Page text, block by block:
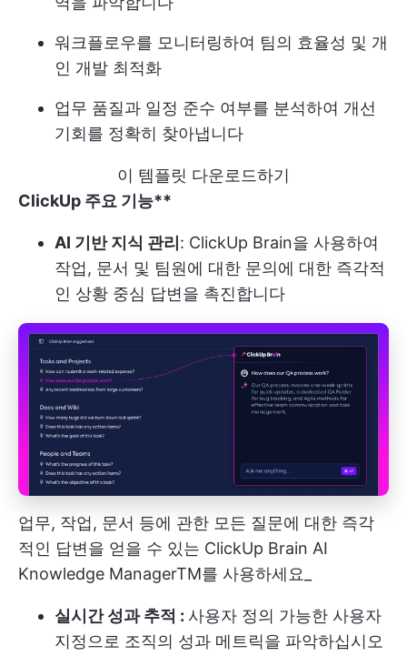
워크플로우를 모니터링하여 팀의 효율성 및 개
인 개발 최적화
업무 품질과 일정 준수 여부를 분석하여 개선
기회를 정확히 찾아냅니다
이 템플릿 다운로드하기
ClickUp 주요 기능**
AI 기반 지식 관리 : ClickUp Brain을 사용하여
작업, 문서 및 팀원에 대한 문의에 대한 즉각적
인 상황 중심 답변을 촉진합니다
업무, 작업, 문서 등에 관한 모든 질문에 대한 즉각
적인 답변을 얻을 수 있는 ClickUp Brain AI
Knowledge ManagerTM를 사용하세요_
실시간 성과 추적 : 사용자 정의 가능한 사용자
지정으로 조직의 성과 메트릭을 파악하십시오